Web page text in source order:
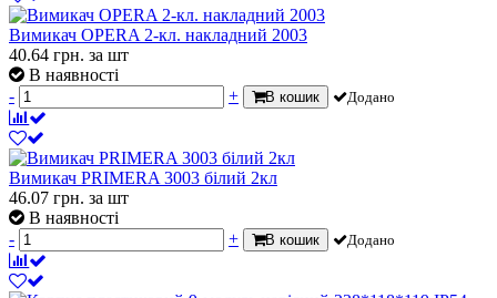
Вимикач OPERA 2-кл. накладний 2003
40.64 грн. за шт
В наявності
-
+ В кошик Додано
Вимикач PRIMERA 3003 білий 2кл
46.07 грн. за шт
В наявності
-
+ В кошик Додано